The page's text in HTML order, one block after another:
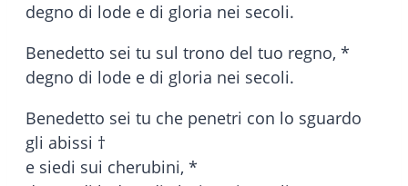
degno di lode e di gloria nei secoli.
Benedetto sei tu sul trono del tuo regno, *
degno di lode e di gloria nei secoli.
Benedetto sei tu che penetri con lo sguardo
gli abissi †
e siedi sui cherubini, *